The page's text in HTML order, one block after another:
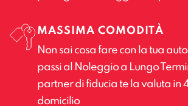
MASSIMA COMODITÀ
Non sai cosa fare con la tua
passi al Noleggio a Lungo
partner di fiducia te la valuta in
domicilio